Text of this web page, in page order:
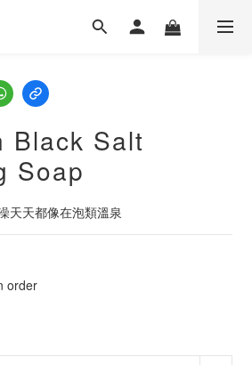
Black Salt
Soap
天天都像在泡類溫泉
order